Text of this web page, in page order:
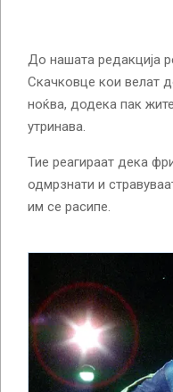
До нашата редакција
Скачковце кои велат
ноќва, додека пак
утринава.
Тие реагираат дека
одмрзнати и
им се расипе.